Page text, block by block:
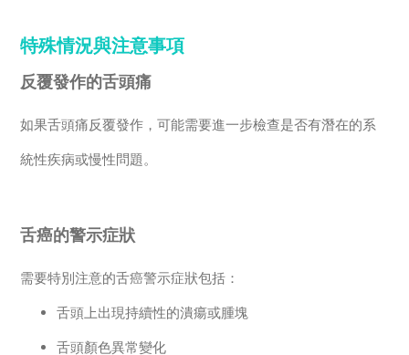
特殊情況與注意事項
反覆發作的舌頭痛
如果舌頭痛反覆發作，可能需要進一步檢查是否有潛在的系
統性疾病或慢性問題。
舌癌的警示症狀
需要特別注意的舌癌警示症狀包括：
舌頭上出現持續性的潰瘍或腫塊
舌頭顏色異常變化